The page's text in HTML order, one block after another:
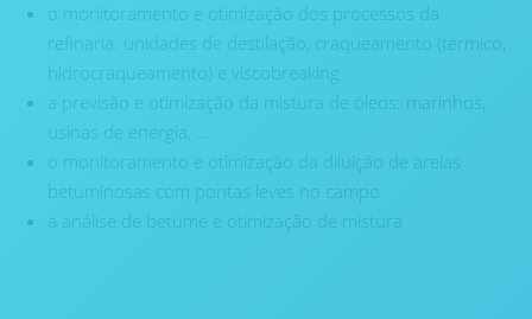
o monitoramento e otimização dos processos da
refinaria: unidades de destilação, craqueamento (térmico,
hidrocraqueamento) e viscobreaking
a previsão e otimização da mistura de óleos: marinhos,
usinas de energia, …
o monitoramento e otimização da diluição de areias
betuminosas com pontas leves no campo
a análise de betume e otimização de mistura